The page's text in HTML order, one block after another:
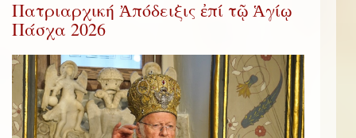
Πατριαρχική Ἀπόδειξις ἐπί τῷ Ἁγίῳ
Πάσχα 2026